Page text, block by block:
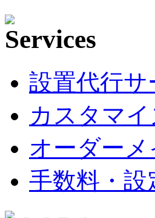
設置代行サ
カスタマ
オーダー
手数料・設